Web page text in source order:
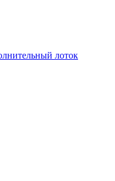
лоток